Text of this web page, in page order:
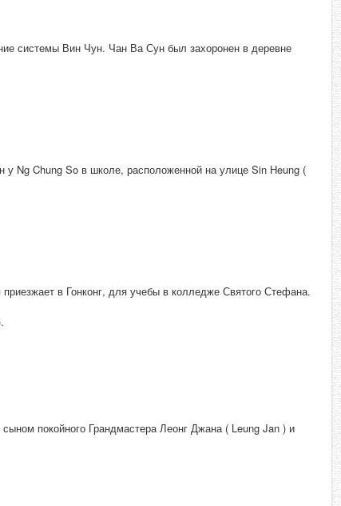
системы Вин Чун. Чан Ва Сун был захоронен в деревне
Ng Chung So в школе, расположенной на улице Sin Heung (
в Гонконг, для учебы в колледже Святого Стефана.
покойного Грандмастера Леонг Джана ( Leung Jan ) и